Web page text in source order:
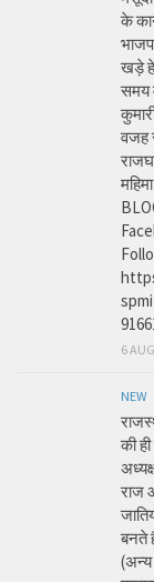
के
खड़े
समय
वजह
6
NEW
की
राज
बनते
(अन्य